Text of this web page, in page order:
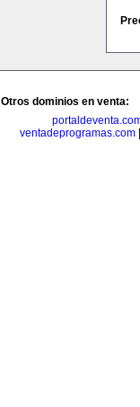
Otros dominios en venta:
ventadeprogramas.com|